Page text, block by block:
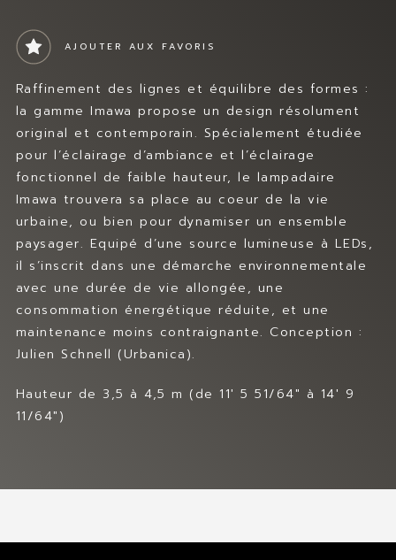
AJOUTER AUX FAVORIS
Raffinement des lignes et équilibre des formes :
la gamme Imawa propose un design résolument
original et contemporain. Spécialement étudiée
pour l’éclairage d’ambiance et l’éclairage
fonctionnel de faible hauteur, le lampadaire
Imawa trouvera sa place au coeur de la vie
urbaine, ou bien pour dynamiser un ensemble
paysager. Equipé d’une source lumineuse à LEDs,
il s’inscrit dans une démarche environnementale
avec une durée de vie allongée, une
consommation énergétique réduite, et une
maintenance moins contraignante. Conception :
Julien Schnell (Urbanica).
Hauteur de 3,5 à 4,5 m (de 11′ 5 51/64″ à 14′ 9
11/64″)